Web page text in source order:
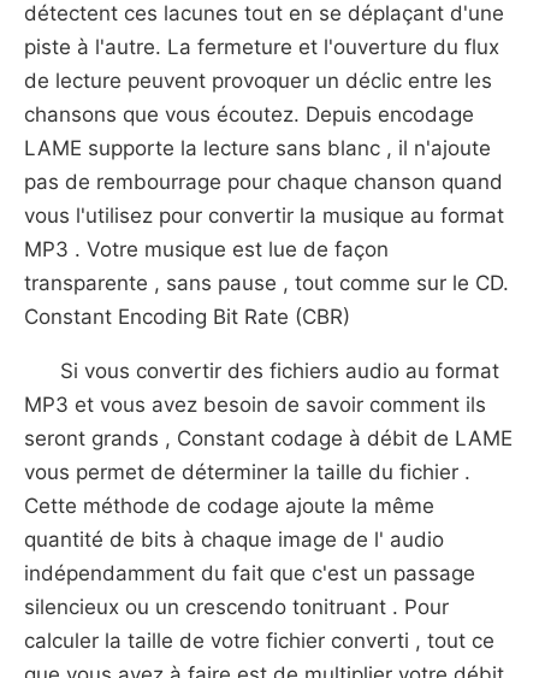
détectent ces lacunes tout en se déplaçant d'une
piste à l'autre. La fermeture et l'ouverture du flux
de lecture peuvent provoquer un déclic entre les
chansons que vous écoutez. Depuis encodage
LAME supporte la lecture sans blanc , il n'ajoute
pas de rembourrage pour chaque chanson quand
vous l'utilisez pour convertir la musique au format
MP3 . Votre musique est lue de façon
transparente , sans pause , tout comme sur le CD.
Constant Encoding Bit Rate (CBR)
Si vous convertir des fichiers audio au format
MP3 et vous avez besoin de savoir comment ils
seront grands , Constant codage à débit de LAME
vous permet de déterminer la taille du fichier .
Cette méthode de codage ajoute la même
quantité de bits à chaque image de l' audio
indépendamment du fait que c'est un passage
silencieux ou un crescendo tonitruant . Pour
calculer la taille de votre fichier converti , tout ce